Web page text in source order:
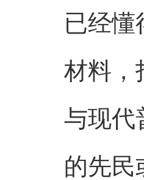
已经懂
材料，
与现代
的先民